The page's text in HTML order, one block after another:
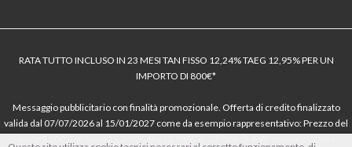
RATA TUTTO INCLUSO IN 23 MESI TAN FISSO 12,24% TAEG 12,95% PER UN
IMPORTO DI 800€*
Messaggio pubblicitario con finalità promozionale. Offerta di credito finalizzato
valida dal 07/07/2026 al 15/01/2027 come da esempio rappresentativo: Prezzo del